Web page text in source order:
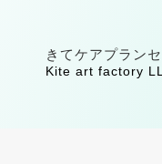
きてケアプラン
Kite art factory
提供サ